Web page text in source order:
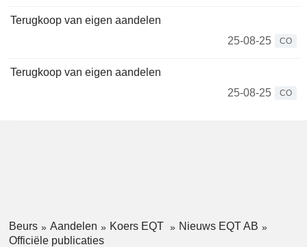
Terugkoop van eigen aandelen
25-08-25
CO
Terugkoop van eigen aandelen
25-08-25
CO
Beurs Aandelen Koers EQT
Nieuws EQT AB
Officiële publicaties